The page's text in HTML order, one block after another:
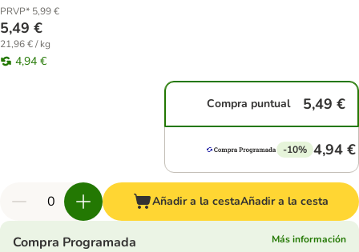
PRVP* 5,99 €
5,49 €
21,96 € / kg
4,94 €
Compra puntual 5,49 €
-10% 4,94 €
Añadir a la cestaAñadir a la cesta
Compra Programada
Más información